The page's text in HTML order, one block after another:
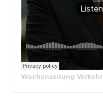
Wochenzeitung Verkehr